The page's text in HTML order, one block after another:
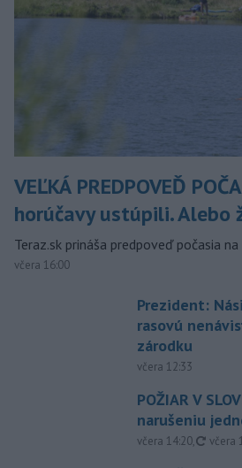
VEĽKÁ PREDPOVEĎ
horúčavy ustúpili. Alebo
Teraz.sk prináša predpoveď počasia
včera 16:00
Prezident:
rasovú
zárodku
včera 12:33
POŽIAR V
narušeniu
včera 14:20, včera